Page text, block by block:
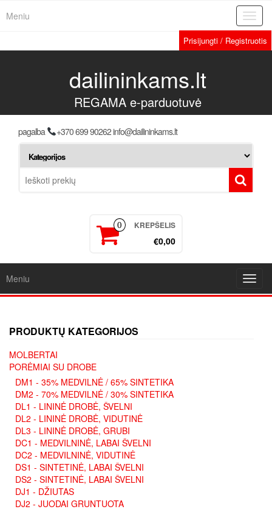
Meniu
Prisijungti / Registruotis
dailininkams.lt
REGAMA e-parduotuvė
pagalba +370 699 90262 info@dailininkams.lt
0 KREPŠELIS
€0,00
Meniu
PRODUKTŲ KATEGORIJOS
MOLBERTAI
PORĖMIAI SU DROBE
DM1 - 35% MEDVILNĖ / 65% SINTETIKA
DM2 - 70% MEDVILNĖ / 30% SINTETIKA
DL1 - LININĖ DROBĖ, ŠVELNI
DL2 - LININĖ DROBĖ, VIDUTINĖ
DL3 - LININĖ DROBĖ, GRUBI
DC1 - MEDVILNINĖ, LABAI ŠVELNI
DC2 - MEDVILNINĖ, VIDUTINĖ
DS1 - SINTETINĖ, LABAI ŠVELNI
DS2 - SINTETINĖ, LABAI ŠVELNI
DJ1 - DŽIUTAS
DJ2 - JUODAI GRUNTUOTA